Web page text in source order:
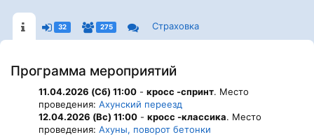
32 275 Страховка
Программа мероприятий
11.04.2026 (Сб) 11:00 - кросс -спринт. Место
проведения: Ахунский переезд
12.04.2026 (Вс) 11:00 - кросс -классика. Место
проведения: Ахуны, поворот бетонки